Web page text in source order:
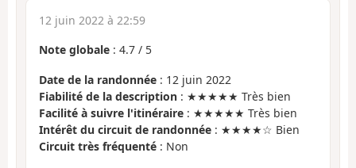
12 juin 2022 à 22:59
Note globale : 4.7 / 5
Date de la randonnée : 12 juin 2022
Fiabilité de la description : ★★★★★ Très bien
Facilité à suivre l'itinéraire : ★★★★★ Très bien
Intérêt du circuit de randonnée : ★★★★☆ Bien
Circuit très fréquenté : Non